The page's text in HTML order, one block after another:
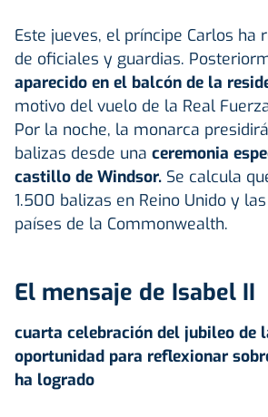
Este jueves, el príncipe Carlos ha
de oficiales y guardias.
aparecido en el balcón de la
motivo del vuelo de la Real
Por la noche, la monarca
balizas desde una ceremonia
castillo de Windsor. Se calcula
1.500 balizas en Reino Unido y
países de la Commonwealth.
El mensaje de Isabel II
cuarta celebración del jubileo de
oportunidad para reflexionar
ha logrado